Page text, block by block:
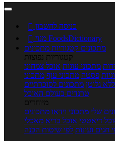
 כניסה לחשבון

מנוי FoodsDictionary
מתכונים קטגוריות מתכונים
קטגוריות נפוצות
מתכוני עוגות אוכל צמחוני
פסטה מתכוני עוף מתכוני
גלוטן מתכונים לסוכרתיים
טרנדים בעולם האוכל
מיוחדים
שלי מתכוני וידאו מתכונים
דיאטטי אוכל בריא מאכלי
חגים ועונות לפי שיטות הכנה